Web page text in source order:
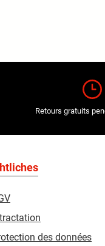
Retours gratuits
des données